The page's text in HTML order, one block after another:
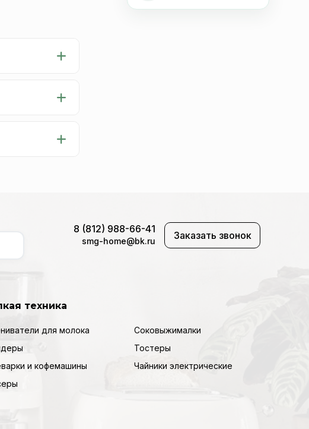
8 (812) 988-66-41
smg-home@bk.ru Заказать звонок
техника
для молока
и кофемашины
Соковыжималки
Тостеры
Чайники электрические